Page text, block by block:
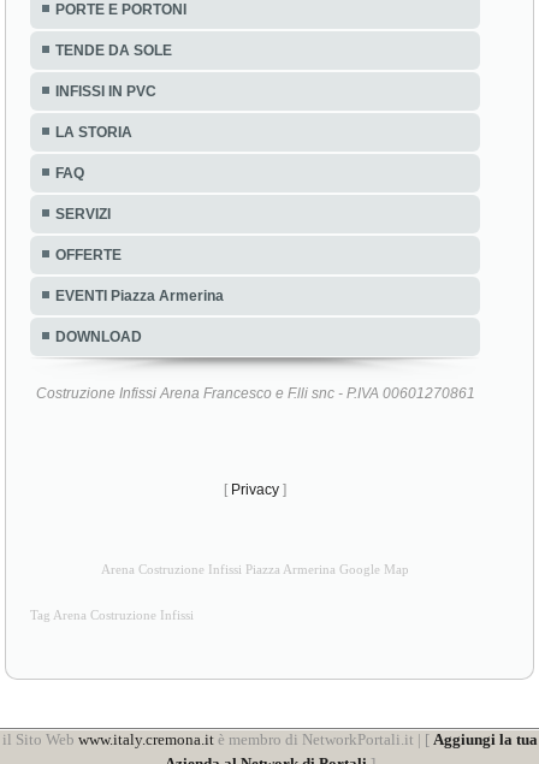
PORTE E PORTONI
TENDE DA SOLE
INFISSI IN PVC
LA STORIA
FAQ
SERVIZI
OFFERTE
EVENTI Piazza Armerina
DOWNLOAD
Costruzione Infissi Arena Francesco e F.lli snc - P.IVA 00601270861
[ Privacy ]
Arena Costruzione Infissi Piazza Armerina Google Map
Tag Arena Costruzione Infissi
il Sito Web www.italy.cremona.itè membro di NetworkPortali.it | [ Aggiungi la tua